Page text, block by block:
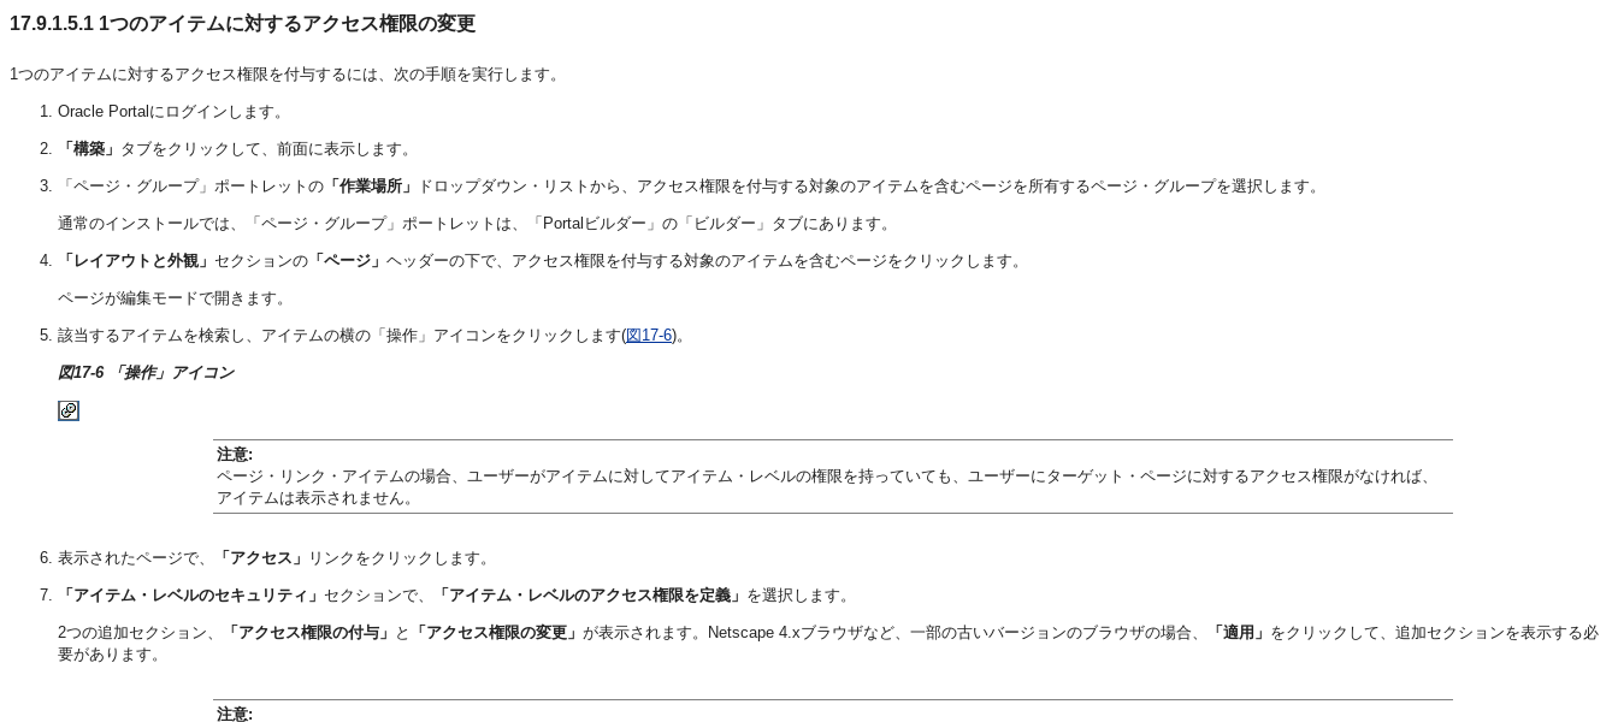
17.9.1.5.1 1つのアイテムに対するアクセス権限の変更
1つのアイテムに対するアクセス権限を付与するには、次の手順を実行します。
Oracle Portalにログインします。
「構築」 タブをクリックして、前面に表示します。
「ページ・グループ」ポートレットの 「作業場所」 ドロップダウン・リストから、アクセス権限を付与する対象のアイテムを含むページを所有するページ・グループを選択します。
通常のインストールでは、「ページ・グループ」ポートレットは、「Portalビルダー」の「ビルダー」タブにあります。
「レイアウトと外観」 セクションの 「ページ」 ヘッダーの下で、アクセス権限を付与する対象のアイテムを含むページをクリックします。
ページが編集モードで開きます。
該当するアイテムを検索し、アイテムの横の「操作」アイコンをクリックします(図17-6)。
図17-6 「操作」アイコン
注意:
ページ・リンク・アイテムの場合、ユーザーがアイテムに対してアイテム・レベルの権限を持っていても、ユーザーにターゲット・ページに対するアクセス権限がなければ、
アイテムは表示されません。
表示されたページで、 「アクセス」 リンクをクリックします。
「アイテム・レベルのセキュリティ」 セクションで、 「アイテム・レベルのアクセス権限を定義」 を選択します。
2つの追加セクション、 「アクセス権限の付与」 と 「アクセス権限の変更」 が表示されます。Netscape 4.xブラウザなど、一部の古いバージョンのブラウザの場合、 「適用」 をクリックして、追加セクションを表示する必
要があります。
注意: